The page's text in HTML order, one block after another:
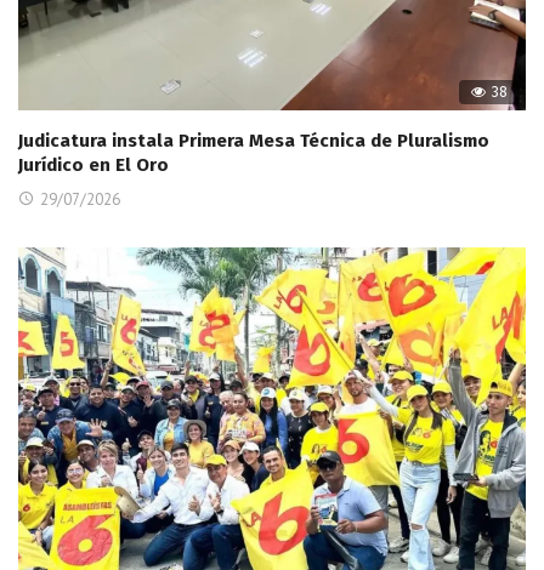
38
Judicatura instala Primera Mesa Técnica de Pluralismo
Jurídico en El Oro
29/07/2026